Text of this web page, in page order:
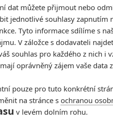
ďábla: Nový
syna Scarlett
| 23.12.2025 21:05
0
dětská hvězda stane se
silám. Natáčení se blíží.
dat můžete přijmout nebo
jednotlivé souhlasy zapnutím
Tyto informace sdílíme s
V záložce s dodavateli
souhlas pro každého z nich i
oprávněný zájem vaše data
pouze pro tuto konkrétní
na stránce s ochranou
v levém dolním rohu.